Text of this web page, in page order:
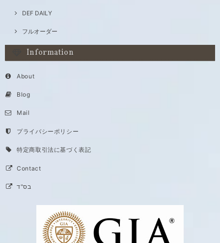
DEF DAILY
フルオーダー
Information
About
Blog
Mail
プライバシーポリシー
特定商取引法に基づく表記
Contact
בס"ד